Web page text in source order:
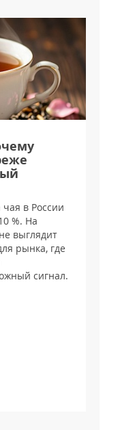
в России
%. На
выглядит
рынка, где
сигнал.